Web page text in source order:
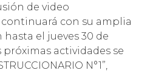
de video
con su amplia
el jueves 30 de
próximas actividades se
N°1”,